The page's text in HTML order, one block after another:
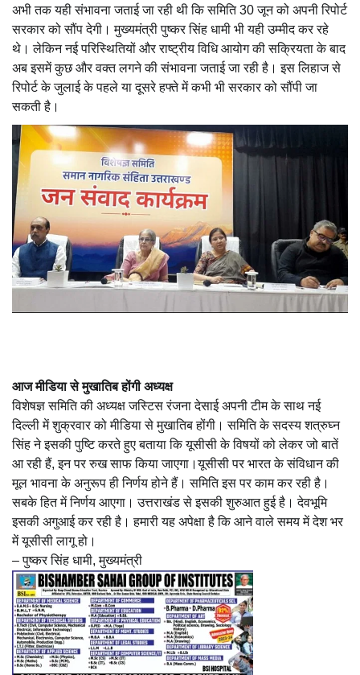
अभी तक यही संभावना जताई जा रही थी कि समिति 30 जून को अपनी रिपोर्ट
सरकार को सौंप देगी। मुख्यमंत्री पुष्कर सिंह धामी भी यही उम्मीद कर रहे
थे। लेकिन नई परिस्थितियों और राष्ट्रीय विधि आयोग की सक्रियता के बाद
अब इसमें कुछ और वक्त लगने की संभावना जताई जा रही है। इस लिहाज से
रिपोर्ट के जुलाई के पहले या दूसरे हफ्ते में कभी भी सरकार को सौंपी जा
सकती है।
आज मीडिया से मुखातिब होंगी अध्यक्ष
विशेषज्ञ समिति की अध्यक्ष जस्टिस रंजना देसाई अपनी टीम के साथ नई
दिल्ली में शुक्रवार को मीडिया से मुखातिब होंगी। समिति के सदस्य शत्रुघ्न
सिंह ने इसकी पुष्टि करते हुए बताया कि यूसीसी के विषयों को लेकर जो बातें
आ रही हैं, इन पर रुख साफ किया जाएगा।यूसीसी पर भारत के संविधान की
मूल भावना के अनुरूप ही निर्णय होने हैं। समिति इस पर काम कर रही है।
सबके हित में निर्णय आएगा। उत्तराखंड से इसकी शुरुआत हुई है। देवभूमि
इसकी अगुआई कर रही है। हमारी यह अपेक्षा है कि आने वाले समय में देश भर
में यूसीसी लागू हो।
– पुष्कर सिंह धामी, मुख्यमंत्री